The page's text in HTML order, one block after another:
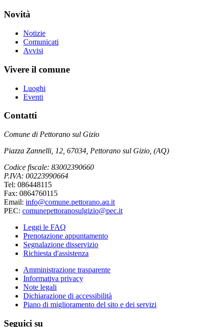
Novità
Notizie
Comunicati
Avvisi
Vivere il comune
Luoghi
Eventi
Contatti
Comune di Pettorano sul Gizio
Piazza Zannelli, 12, 67034, Pettorano sul Gizio, (AQ)
Codice fiscale: 83002390660
P.IVA: 00223990664
Tel: 086448115
Fax: 0864760115
Email: info@comune.pettorano.aq.it
PEC: comunepettoranosulgizio@pec.it
Leggi le FAQ
Prenotazione appuntamento
Segnalazione disservizio
Richiesta d'assistenza
Amministrazione trasparente
Informativa privacy
Note legali
Dichiarazione di accessibilità
Piano di miglioramento del sito e dei servizi
Seguici su